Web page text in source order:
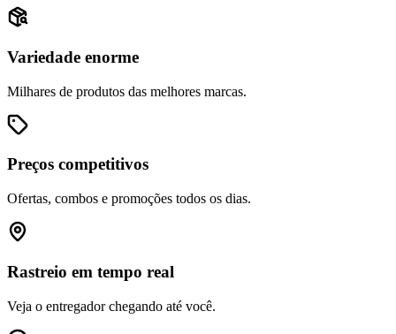
Variedade enorme
Milhares de produtos das melhores marcas.
Preços competitivos
Ofertas, combos e promoções todos os dias.
Rastreio em tempo real
Veja o entregador chegando até você.